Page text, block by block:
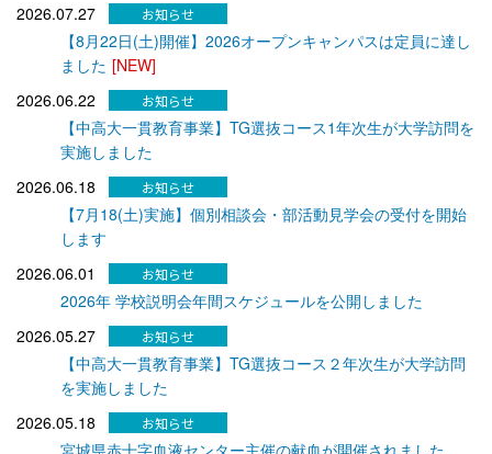
2026.07.27
【8月22日(土)開催】2026オープンキャンパスは定員に達し
ました [NEW]
2026.06.22
【中高大一貫教育事業】TG選抜コース1年次生が大学訪問を
実施しました
2026.06.18
【7月18(土)実施】個別相談会・部活動見学会の受付を開始
します
2026.06.01
2026年 学校説明会年間スケジュールを公開しました
2026.05.27
【中高大一貫教育事業】TG選抜コース２年次生が大学訪問
を実施しました
2026.05.18
宮城県赤十字血液センター主催の献血が開催されました